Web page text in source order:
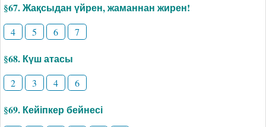
§67. Жақсыдан үйрен, жаманнан жирен!
4 5 6 7
§68. Күш атасы
2 3 4 6
§69. Кейіпкер бейнесі